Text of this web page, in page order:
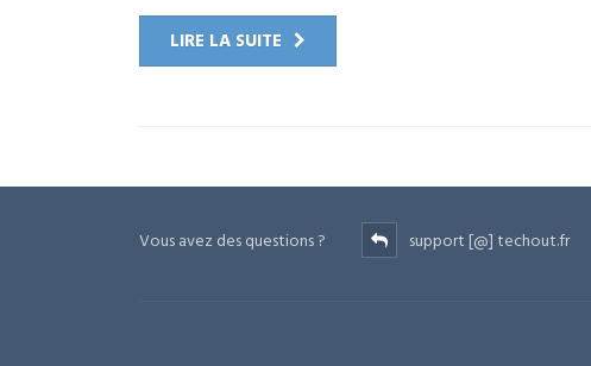
LIRE LA SUITE
Vous avez des questions ? support [@] techout.fr